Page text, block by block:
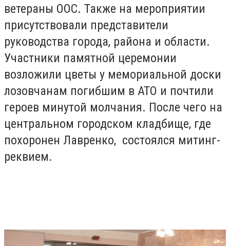
ветераны ООС. Также на мероприятии
присутствовали представители
руководства города, района и области.
Участники памятной церемонии
возложили цветы у мемориальной доски
лозовчанам погибшим в АТО и почтили
героев минутой молчания. После чего на
центральном городском кладбище, где
похоронен Лавренко, состоялся митинг-
реквием.